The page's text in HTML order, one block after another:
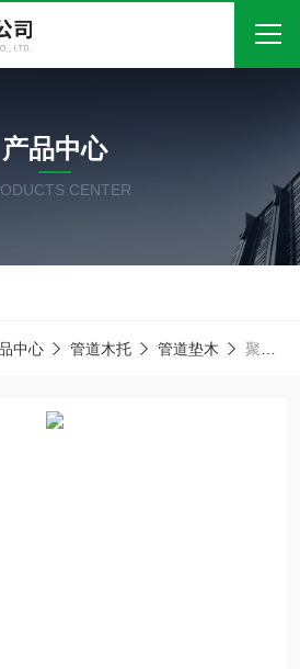
关于我们
产品中心
在线留言
产品中心
CENTER
中心 管道木托 管道垫木 聚氨酯保冷管托 管道垫木